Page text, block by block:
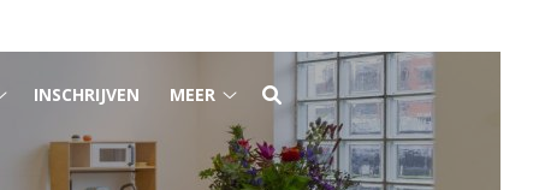
submenu
INSCHRIJVEN MEER
Meer
submenu